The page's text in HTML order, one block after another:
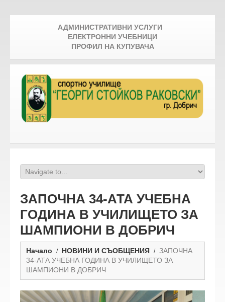
АДМИНИСТРАТИВНИ УСЛУГИ
ЕЛЕКТРОННИ УЧЕБНИЦИ
ПРОФИЛ НА КУПУВАЧА
ЗАПОЧНА 34-АТА УЧЕБНА
ГОДИНА В УЧИЛИЩЕТО ЗА
ШАМПИОНИ В ДОБРИЧ
Начало НОВИНИ И СЪОБЩЕНИЯ
ЗАПОЧНА
34-АТА УЧЕБНА ГОДИНА В УЧИЛИЩЕТО ЗА
ШАМПИОНИ В ДОБРИЧ